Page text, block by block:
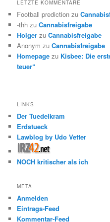
LETZTE KOMMENTARE
Football prediction zu
-thh zuCannabisfreigabe
Holger zuCannabisfreigabe
Anonym zuCannabisfreigabe
Homepage zu Kisbee: Die
teuer“
LINKS
Der Tuedelkram
Erdstueck
Lawblog by Udo Vetter
NOCH kritischer als ich
META
Anmelden
Eintrags-Feed
Kommentar-Feed